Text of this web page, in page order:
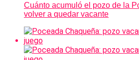
Cuánto acumuló el pozo de la
volver a quedar vacante